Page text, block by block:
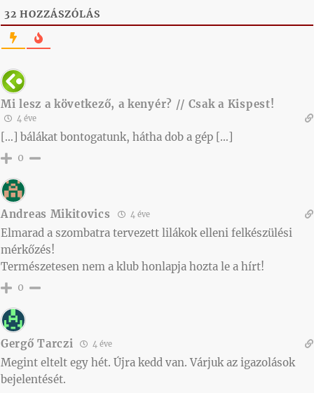
32 HOZZÁSZÓLÁS
Mi lesz a következő, a kenyér? // Csak a Kispest!
4 éve
[…] bálákat bontogatunk, hátha dob a gép […]
0
Andreas Mikitovics 4 éve
Elmarad a szombatra tervezett lilákok elleni felkészülési
mérkőzés!
Természetesen nem a klub honlapja hozta le a hírt!
0
Gergő Tarczi 4 éve
Megint eltelt egy hét. Újra kedd van. Várjuk az igazolások
bejelentését.